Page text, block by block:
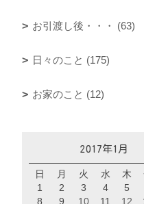
お引渡し後・・・ (63)
日々のこと (175)
お家のこと (12)
2017年1月
日 月 火 水 木
1
2 3 4 5
8
9 10 11 12